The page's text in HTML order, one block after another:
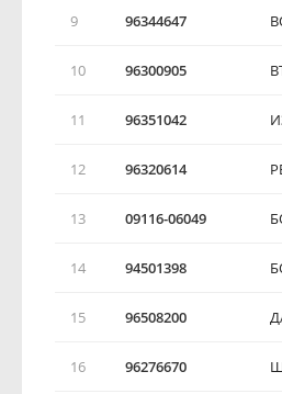
9 96344647
10 96300905
11 96351042
12 96320614
13 09116-06049
14 94501398
15 96508200
16 96276670